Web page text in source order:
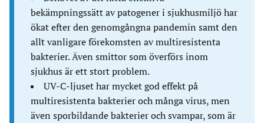
bekämpningssätt av patogener i sjukhusmiljö har
ökat efter den genomgångna pandemin samt den
allt vanligare förekomsten av multiresistenta
bakterier. Även smittor som överförs inom
sjukhus är ett stort problem.
UV-C-ljuset har mycket god effekt på
multiresistenta bakterier och många virus, men
även sporbildande bakterier och svampar, som är